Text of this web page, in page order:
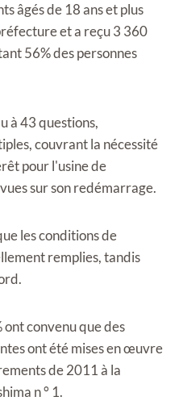
âgés de 18 ans et plus
et a reçu 3 360
56% des personnes
à 43 questions,
couvrant la nécessité
pour l'usine de
sur son redémarrage.
les conditions de
remplies, tandis
convenu que des
ont été mises en œuvre
de 2011 à la
n ° 1.